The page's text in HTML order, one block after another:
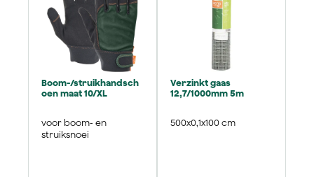
Boom-/struikhandsch
oen maat 10/XL
voor boom- en
struiksnoei
Verzinkt gaas
12,7/1000mm 5m
500x0,1x100 cm